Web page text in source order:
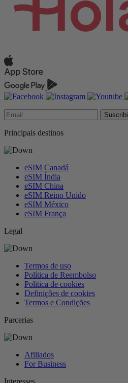
Principais destinos
eSIM Canadá
eSIM Índia
eSIM China
eSIM Reino Unido
eSIM México
eSIM França
Legal
Termos de uso
Política de Reembolso
Politica de cookies
Definições de cookies
Termos e Condições
Parcerias
Afiliados
For Business
Interesses